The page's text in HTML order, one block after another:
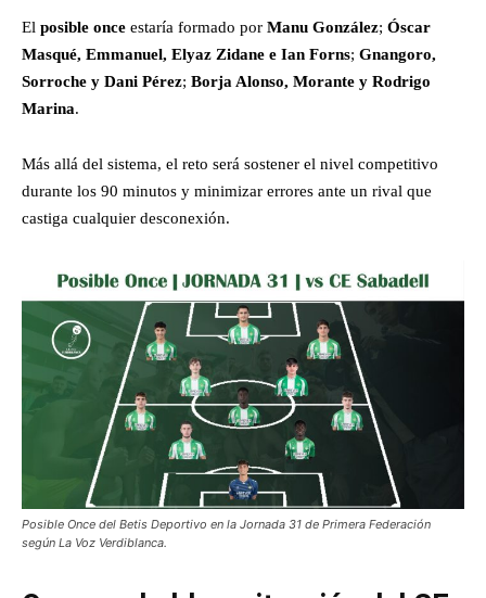
El posible once estaría formado por Manu González; Óscar
Masqué, Emmanuel, Elyaz Zidane e Ian Forns; Gnangoro,
Sorroche y Dani Pérez; Borja Alonso, Morante y Rodrigo
Marina.
Más allá del sistema, el reto será sostener el nivel competitivo
durante los 90 minutos y minimizar errores ante un rival que
castiga cualquier desconexión.
Posible Once del Betis Deportivo en la Jornada 31 de Primera Federación
según La Voz Verdiblanca.